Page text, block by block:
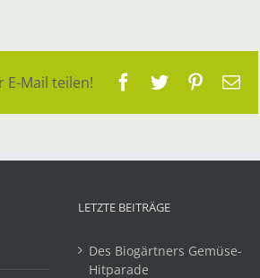
E-Mail teilen! Facebook
TwitterPinterest
E-
LETZTE BEITRÄGE
Des Biogärtners Gemüse-
Hitparade